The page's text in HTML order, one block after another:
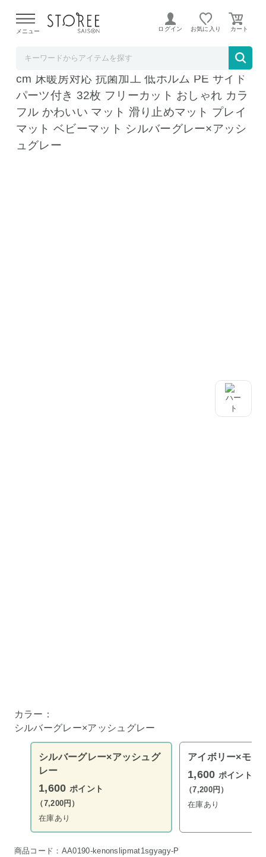
よる配送遅延が発生しております。
メニュー ログイン お気に入り
ジョイントマット 大判 滑り止め 60cm 厚さ1
cm 床暖房対応 抗菌加工 低ホルム PE サイド
パーツ付き 32枚 フリーカット おしゃれ カラ
フル かわいい マット 滑り止めマット プレイ
マット ベビーマット シルバーグレー×アッシ
ュグレー
カラー：
シルバーグレー×アッシュグレー
シルバーグレー×アッシュグ
レー
1,600 ポイント
（7,200円）
在庫あり
アイボリー×モカ
1,600 ポイント
（7,200円）
在庫あり
商品コード：AA0190-kenonslipmat1sgyagy-P